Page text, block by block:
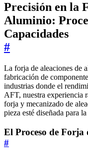
Precisión en la
Aluminio:
Capacidades
#
La forja de aleaciones de
fabricación de
industrias donde el
AFT, nuestra experiencia
forja y mecanizado de
pieza esté diseñada para
El Proceso de Forja
#